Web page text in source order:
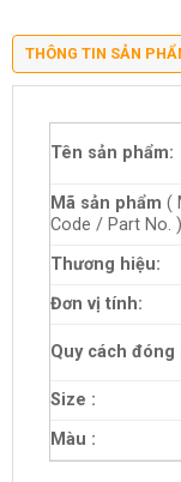
THÔNG TIN SẢN
Tên sản phẩm:
Mã sản phẩm (
Code / Part No.
Thương hiệu:
Đơn vị tính:
Quy cách đóng
Size :
Màu :